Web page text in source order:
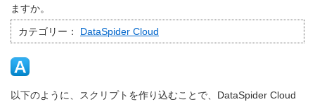
ますか。
カテゴリー： DataSpider Cloud
以下のように、スクリプトを作り込むことで、DataSpider Cloud